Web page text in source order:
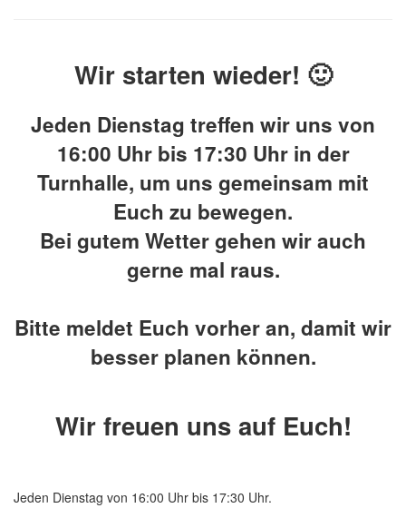
Wir starten wieder! 🙂
Jeden Dienstag treffen wir uns von
16:00 Uhr bis 17:30 Uhr in der
Turnhalle, um uns gemeinsam mit
Euch zu bewegen.
Bei gutem Wetter gehen wir auch
gerne mal raus.
Bitte meldet Euch vorher an, damit wir
besser planen können.
Wir freuen uns auf Euch!
Jeden Dienstag von 16:00 Uhr bis 17:30 Uhr.